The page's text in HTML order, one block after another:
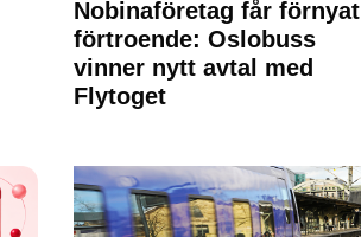
Nobinaföretag får förnyat
förtroende: Oslobuss
vinner nytt avtal med
Flytoget